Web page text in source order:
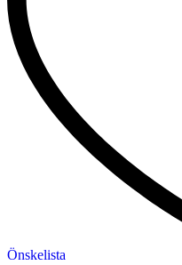
Önskelista